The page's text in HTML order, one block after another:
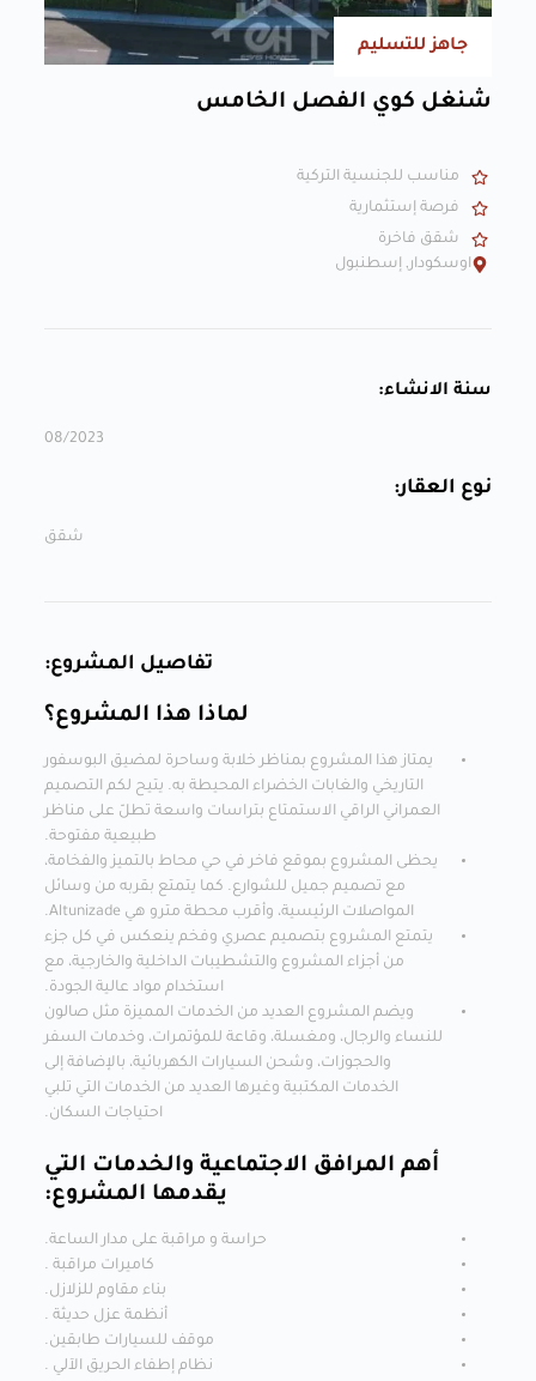
جاهز للتسليم
شنغل كوي الفصل الخامس
مناسب للجنسية التركية
فرصة إستثمارية
شقق فاخرة
اوسكودار, إسطنبول
سنة الانشاء:
08/2023
نوع العقار:
شقق
تفاصيل المشروع:
لماذا هذا المشروع؟
يمتاز هذا المشروع بمناظر خلابة وساحرة لمضيق البوسفور
التاريخي والغابات الخضراء المحيطة به. يتيح لكم التصميم
العمراني الراقي الاستمتاع بتراسات واسعة تطلّ على مناظر
طبيعية مفتوحة.
يحظى المشروع بموقع فاخر في حي محاط بالتميز والفخامة،
مع تصميم جميل للشوارع. كما يتمتع بقربه من وسائل
المواصلات الرئيسية، وأقرب محطة مترو هي Altunizade.
يتمتع المشروع بتصميم عصري وفخم ينعكس في كل جزء
من أجزاء المشروع والتشطيبات الداخلية والخارجية، مع
استخدام مواد عالية الجودة.
ويضم المشروع العديد من الخدمات المميزة مثل صالون
للنساء والرجال، ومغسلة، وقاعة للمؤتمرات، وخدمات السفر
والحجوزات، وشحن السيارات الكهربائية، بالإضافة إلى
الخدمات المكتبية وغيرها العديد من الخدمات التي تلبي
احتياجات السكان.
أهم المرافق الاجتماعية والخدمات التي
يقدمها المشروع:
حراسة و مراقبة على مدار الساعة.
كاميرات مراقبة .
بناء مقاوم للزلازل.
أنظمة عزل حديثة .
موقف للسيارات طابقين.
نظام إطفاء الحريق الآلي .